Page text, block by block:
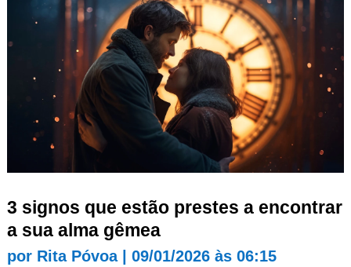
3 signos que estão prestes a encontrar
a sua alma gêmea
por Rita Póvoa| 09/01/2026 às 06:15